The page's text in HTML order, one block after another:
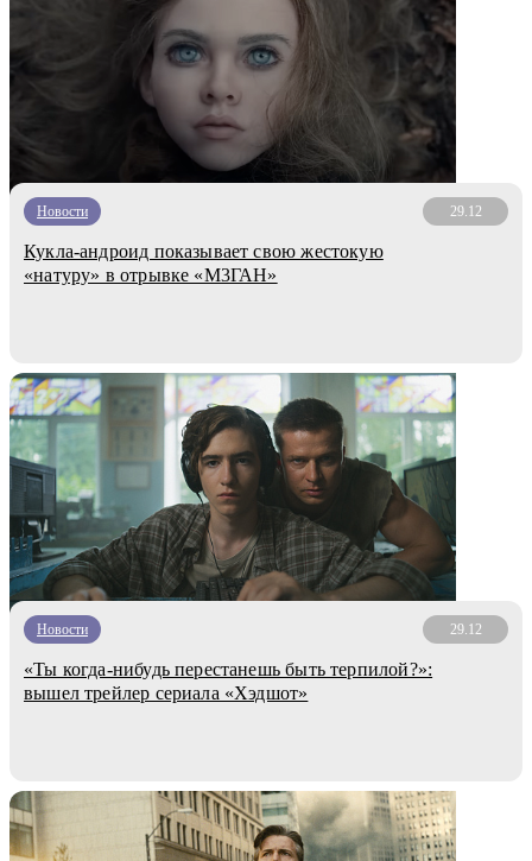
Новости 29.12
Кукла-андроид показывает свою жестокую
«натуру» в отрывке «М3ГАН»
Новости 29.12
«Ты когда-нибудь перестанешь быть терпилой?»:
вышел трейлер сериала «Хэдшот»